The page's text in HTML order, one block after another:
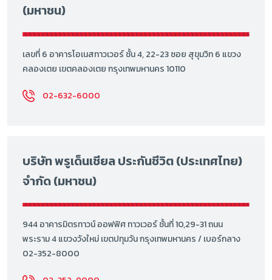
(มหาชน)
เลขที่ 6 อาคารโอเนสทาวเวอร์ ชั้น 4, 22-23 ซอย สุขุมวิท 6 แขวง
คลองเตย เขตคลองเตย กรุงเทพมหานคร 10110
02-632-6000
บริษัท พรูเด็นเชียล ประกันชีวิต (ประเทศไทย)
จำกัด (มหาชน)
944 อาคารมิตรทาวน์ ออฟฟิศ ทาวเวอร์ ชั้นที่ 10,29-31 ถนน
พระราม 4 แขวงวังใหม่ เขตปทุมวัน กรุงเทพมหานคร / เบอร์กลาง
02-352-8000